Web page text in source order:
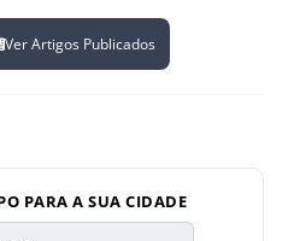
Ver Artigos Publicados
PARA A SUA CIDADE